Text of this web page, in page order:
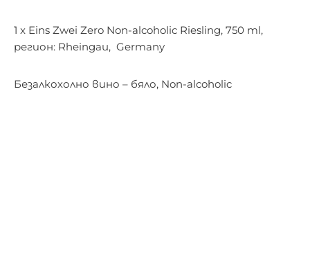
1 x Eins Zwei Zero Non-alcoholic Riesling, 750 ml,
регион: Rheingau, Germany
Безалкохолно вино – бяло, Non-alcoholic